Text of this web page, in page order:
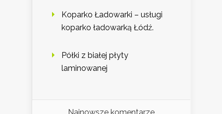
Koparko Ładowarki – usługi
koparko ładowarką Łódź.
Półki z białej płyty
laminowanej